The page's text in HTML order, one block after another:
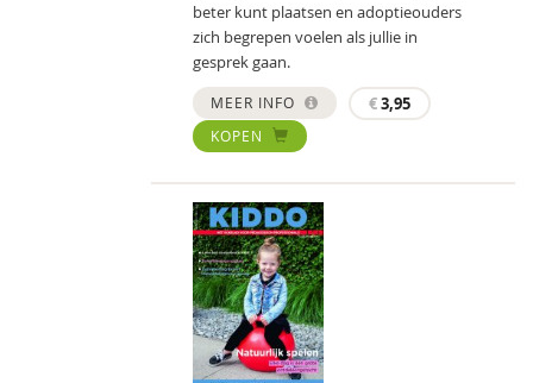
beter kunt plaatsen en adoptieouders
zich begrepen voelen als jullie in
gesprek gaan.
MEER INFO €3,95
KOPEN